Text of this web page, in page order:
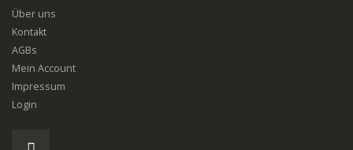
Über uns
Kontakt
AGBs
Mein Account
Impressum
Login